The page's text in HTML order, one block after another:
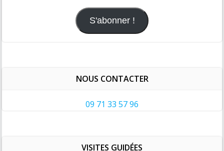
S'abonner !
NOUS CONTACTER
09 71 33 57 96
VISITES GUIDÉES